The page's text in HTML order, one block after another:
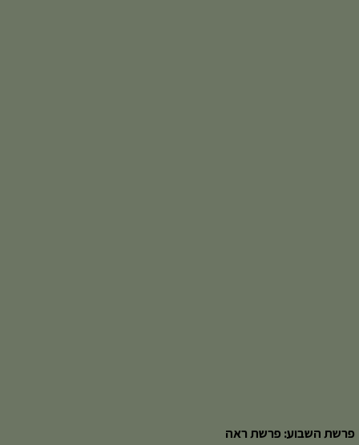
פרשת השבוע: פרשת ראה